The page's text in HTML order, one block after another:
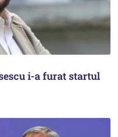
i-a furat startul